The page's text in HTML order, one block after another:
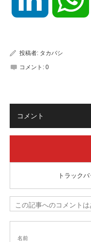
投稿者: タカバシ
コメント: 0
コメント
トラック
この記事へのコメントは
名前